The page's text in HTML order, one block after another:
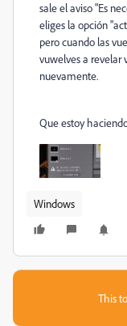
sale el aviso "Es
eliges la opción
pero cuando las
vuwelves a revelar
nuevamente.
Que estoy
Windows
This